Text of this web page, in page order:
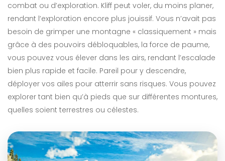
combat ou d’exploration. Kliff peut voler, du moins planer,
rendant l’exploration encore plus jouissif. Vous n’avait pas
besoin de grimper une montagne « classiquement » mais
grâce à des pouvoirs débloquables, la force de paume,
vous pouvez vous élever dans les airs, rendant l’escalade
bien plus rapide et facile. Pareil pour y descendre,
déployer vos ailes pour atterrir sans risques. Vous pouvez
explorer tant bien qu’à pieds que sur différentes montures,
quelles soient terrestres ou célestes.